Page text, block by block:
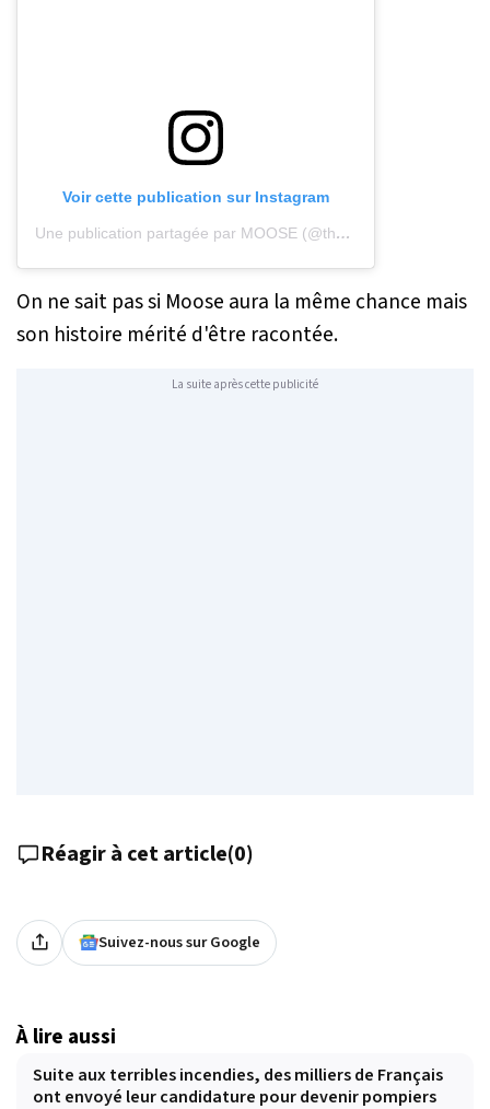
Voir cette publication sur Instagram
Une publication partagée par MOOSE (@the.life.of.moose)
On ne sait pas si Moose aura la même chance mais
son histoire mérité d'être racontée.
La suite après cette publicité
Réagir à cet article(0)
Suivez-nous sur Google
À lire aussi
Suite aux terribles incendies, des milliers de Français
ont envoyé leur candidature pour devenir pompiers